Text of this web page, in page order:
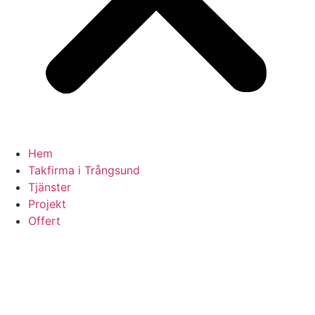
Hem
Takfirma i Trångsund
Tjänster
Projekt
Offert